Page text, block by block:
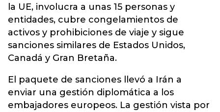
la UE, involucra a unas 15 personas y
entidades, cubre congelamientos de
activos y prohibiciones de viaje y sigue
sanciones similares de Estados Unidos,
Canadá y Gran Bretaña.
El paquete de sanciones llevó a Irán a
enviar una gestión diplomática a los
embajadores europeos. La gestión vista por